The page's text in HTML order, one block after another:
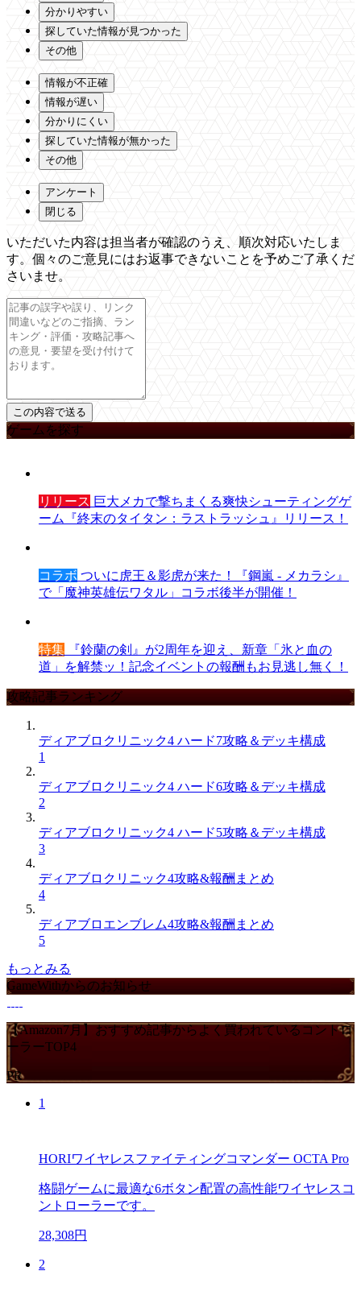
分かりやすい
探していた情報が見つかった
その他
情報が不正確
情報が遅い
分かりにくい
探していた情報が無かった
その他
アンケート
閉じる
いただいた内容は担当者が確認のうえ、順次対応いたしま
す。個々のご意見にはお返事できないことを予めご了承くだ
さいませ。
ゲームを探す
リリース 巨大メカで撃ちまくる爽快シューティングゲ
ーム『終末のタイタン：ラストラッシュ』リリース！
コラボ ついに虎王＆影虎が来た！『鋼嵐 - メカラシ』
で「魔神英雄伝ワタル」コラボ後半が開催！
特集 『鈴蘭の剣』が2周年を迎え、新章「氷と血の
道」を解禁ッ！記念イベントの報酬もお見逃し無く！
攻略記事ランキング
ディアブロクリニック4 ハード7攻略＆デッキ構成
1
ディアブロクリニック4 ハード6攻略＆デッキ構成
2
ディアブロクリニック4 ハード5攻略＆デッキ構成
3
ディアブロクリニック4攻略&報酬まとめ
4
ディアブロエンブレム4攻略&報酬まとめ
5
もっとみる
GameWithからのお知らせ
【Amazon7月】おすすめ記事からよく買われているコントロ
ーラーTOP4
PR
1
HORIワイヤレスファイティングコマンダー OCTA Pro
格闘ゲームに最適な6ボタン配置の高性能ワイヤレスコ
ントローラーです。
28,308円
2